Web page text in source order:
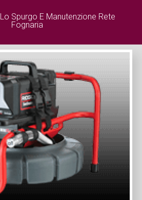
Spurgo E Manutenzione Rete
Fognaria